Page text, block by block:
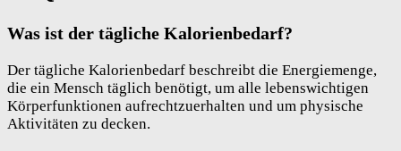
Was ist der tägliche Kalorienbedarf?
Der tägliche Kalorienbedarf beschreibt die Energiemenge,
die ein Mensch täglich benötigt, um alle lebenswichtigen
Körperfunktionen aufrechtzuerhalten und um physische
Aktivitäten zu decken.